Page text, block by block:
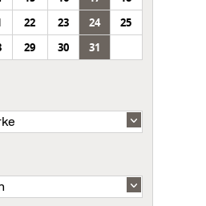
22 23 24
25
29 30 31